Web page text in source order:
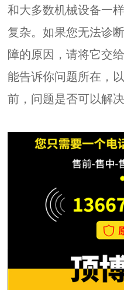
和大多数机械设备一
复杂。如果您无法诊
障的原因，请将它交
能告诉你问题所在，
前，问题是否可以解决